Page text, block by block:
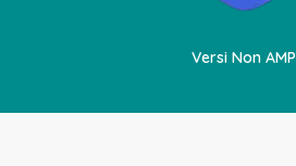
Versi Non AMP